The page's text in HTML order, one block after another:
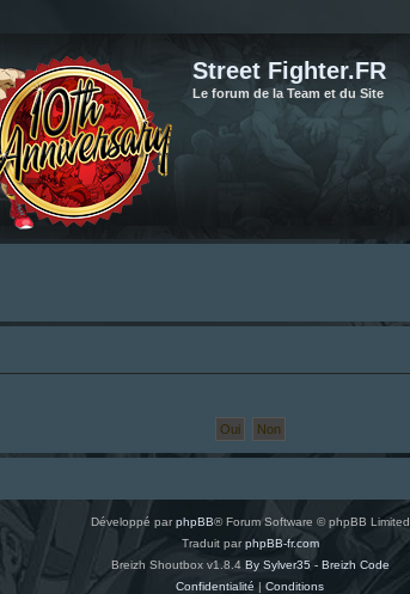
Street Fighter.FR
Le forum de la Team et du Site
Développé parphpBB® Forum Software © phpBB Limited
Traduit parphpBB-fr.com
Breizh Shoutbox v1.8.4 By Sylver35 - Breizh Code
Confidentialité | Conditions